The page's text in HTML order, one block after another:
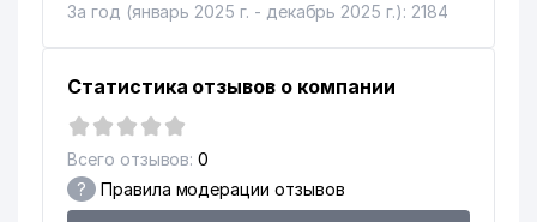
За год (январь 2025 г. - декабрь 2025 г.): 2184
Статистика отзывов о компании
Всего отзывов: 0
? Правила модерации отзывов